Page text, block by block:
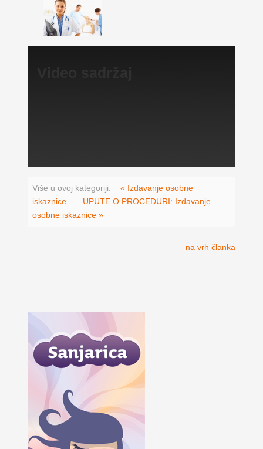
Više u ovoj kategoriji:
« Izdavanje osobne
iskaznice
UPUTE O PROCEDURI: Izdavanje
osobne iskaznice »
na vrh članka